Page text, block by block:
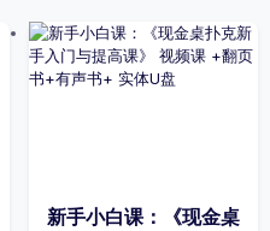
¥299.00。
新手小白课：《现金桌